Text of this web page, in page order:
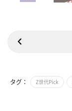
タグ： Z世代Pick